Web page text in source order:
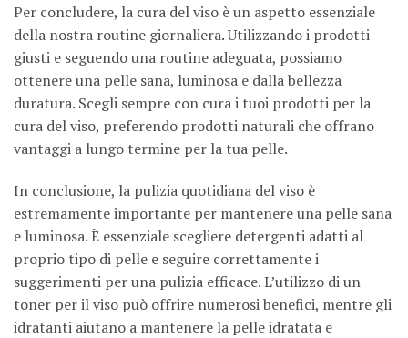
Per concludere, la cura del viso è un aspetto essenziale
della nostra routine giornaliera. Utilizzando i prodotti
giusti e seguendo una routine adeguata, possiamo
ottenere una pelle sana, luminosa e dalla bellezza
duratura. Scegli sempre con cura i tuoi prodotti per la
cura del viso, preferendo prodotti naturali che offrano
vantaggi a lungo termine per la tua pelle.
In conclusione, la pulizia quotidiana del viso è
estremamente importante per mantenere una pelle sana
e luminosa. È essenziale scegliere detergenti adatti al
proprio tipo di pelle e seguire correttamente i
suggerimenti per una pulizia efficace. L’utilizzo di un
toner per il viso può offrire numerosi benefici, mentre gli
idratanti aiutano a mantenere la pelle idratata e